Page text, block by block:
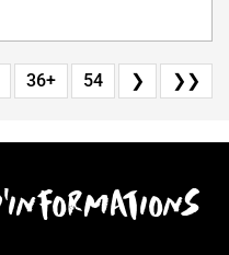
36+ 54 ❯ ❯❯